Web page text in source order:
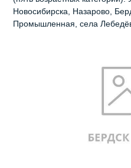
Новосибирска, Назарово,
Промышленная, села